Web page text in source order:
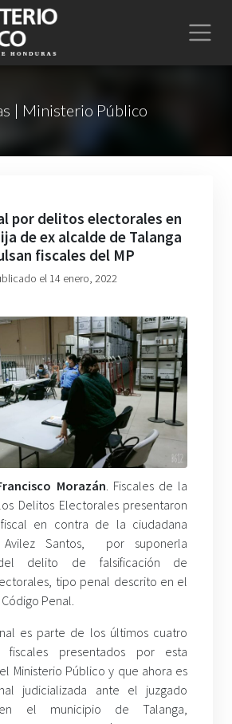
| Ministerio Público
por delitos electorales en
de ex alcalde de Talanga
fiscales del MP
el 14 enero, 2022
Morazán. Fiscales de la
Delitos Electorales presentaron
en contra de la ciudadana
Avilez Santos, por suponerla
delito de falsificación de
tipo penal descrito en el
Penal.
es parte de los últimos cuatro
fiscales presentados por esta
Ministerio Público y que ahora es
judicializada ante el juzgado
el municipio de Talanga,